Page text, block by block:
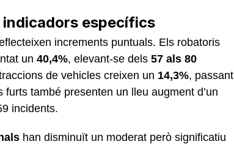
específics
increments puntuals. Els robatoris
un 40,4%, elevant-se dels 57 als 80
de vehicles creixen un 14,3%, passant
furts també presenten un lleu augment d’un
incidents.
han disminuït un moderat però significatiu